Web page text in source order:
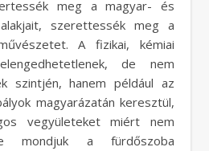
meg a magyar- és
szerettessék meg a
A fizikai, kémiai
de nem
szintjén, hanem például az
magyarázatán keresztül,
vegyületeket miért nem
mondjuk a fürdőszoba